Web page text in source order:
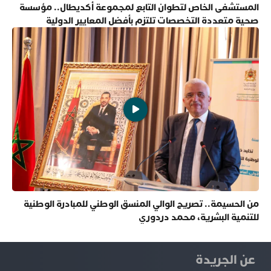
المستشفى الخاص لتطوان التابع لمجموعة أكديطال.. مؤسسة
صحية متعددة التخصصات تلتزم بأفضل المعايير الدولية
من الحسيمة.. تصريح الوالي المنسق الوطني للمبادرة الوطنية
للتنمية البشرية، محمد دردوري
عن الجريدة